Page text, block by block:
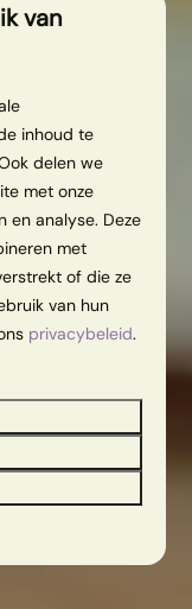
van
inhoud te
delen we
met onze
en analyse. Deze
met
of die ze
van hun
privacybeleid.